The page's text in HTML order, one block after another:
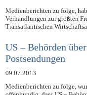
09.07.2013
Medienberichten zu folge,
Verhandlungen zur größten
US – Behörden
Postsendungen
09.07.2013